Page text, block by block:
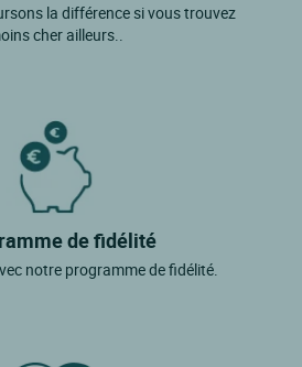
la différence si vous trouvez
cher ailleurs..
de fidélité
notre programme de fidélité.